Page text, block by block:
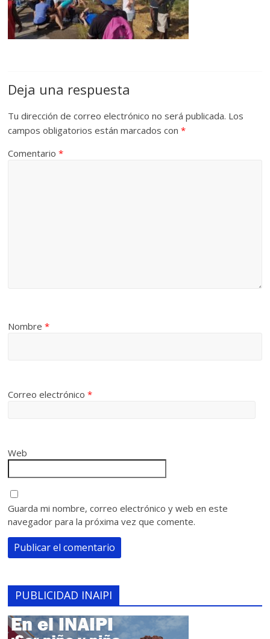
Deja una respuesta
Tu dirección de correo electrónico no será publicada. Los
campos obligatorios están marcados con*
Comentario*
Nombre*
Correo electrónico*
Web
Guarda mi nombre, correo electrónico y web en este
navegador para la próxima vez que comente.
PUBLICIDAD INAIPI